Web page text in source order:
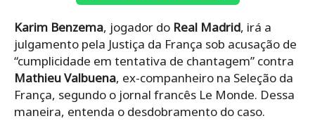
Karim Benzema, jogador do Real Madrid, irá a
julgamento pela Justiça da França sob acusação de
“cumplicidade em tentativa de chantagem” contra
Mathieu Valbuena, ex-companheiro na Seleção da
França, segundo o jornal francês Le Monde. Dessa
maneira, entenda o desdobramento do caso.